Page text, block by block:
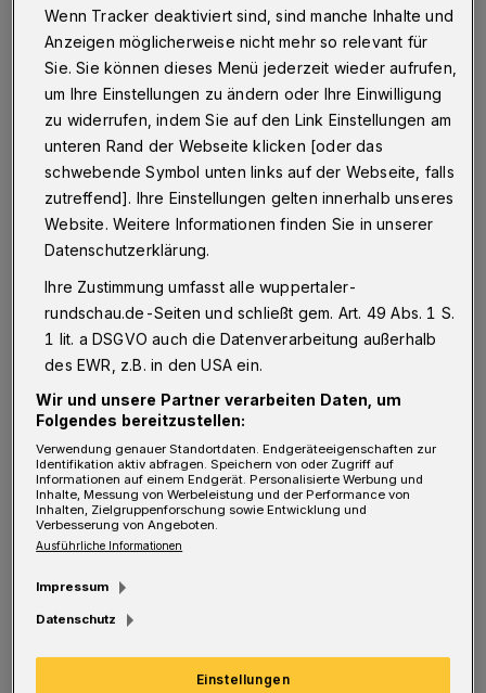
Von Jörn Koldehoff und Julian Schumacher
I n der Tabelle rutschte der WSV auf Rang 13
ab.
Trainer Christian Britscho bot erstmals
Christopher Kramer und Kamil Bednarski, die
im Pokal gegen Lohberg 10 der 13 Treffer
erzielt hatten, gemeinsam von Beginn an in
der Regionalliga auf. Im Vergleich zur
Niederlage in Essen rückten auch Semir Saric
und Sascha Schünemann in die Startelf,
aussetzen mussten zunächst Enes Topal,
Angelo Langer und Meik Kühnel.
Der WSV hatte Mühe, zu guten Torchancen zu
kommen. Das Engagement war durchaus
vorhanden, aber der zündende spielerische
Wenn Tracker deaktiviert sind, sind manche Inhalte und
Anzeigen möglicherweise nicht mehr so relevant für
Sie. Sie können dieses Menü jederzeit wieder aufrufen,
um Ihre Einstellungen zu ändern oder Ihre Einwilligung
zu widerrufen, indem Sie auf den Link Einstellungen am
unteren Rand der Webseite klicken [oder das
schwebende Symbol unten links auf der Webseite, falls
zutreffend]. Ihre Einstellungen gelten innerhalb unseres
Website. Weitere Informationen finden Sie in unserer
Datenschutzerklärung.
Ihre Zustimmung umfasst alle wuppertaler-
rundschau.de-Seiten und schließt gem. Art. 49 Abs. 1 S.
1 lit. a DSGVO auch die Datenverarbeitung außerhalb
des EWR, z.B. in den USA ein.
Wir und unsere Partner verarbeiten Daten, um
Folgendes bereitzustellen:
Verwendung genauer Standortdaten. Endgeräteeigenschaften zur
Identifikation aktiv abfragen. Speichern von oder Zugriff auf
Informationen auf einem Endgerät. Personalisierte Werbung und
Inhalte, Messung von Werbeleistung und der Performance von
Inhalten, Zielgruppenforschung sowie Entwicklung und
Verbesserung von Angeboten.
Ausführliche Informationen
Impressum
Datenschutz
Einstellungen